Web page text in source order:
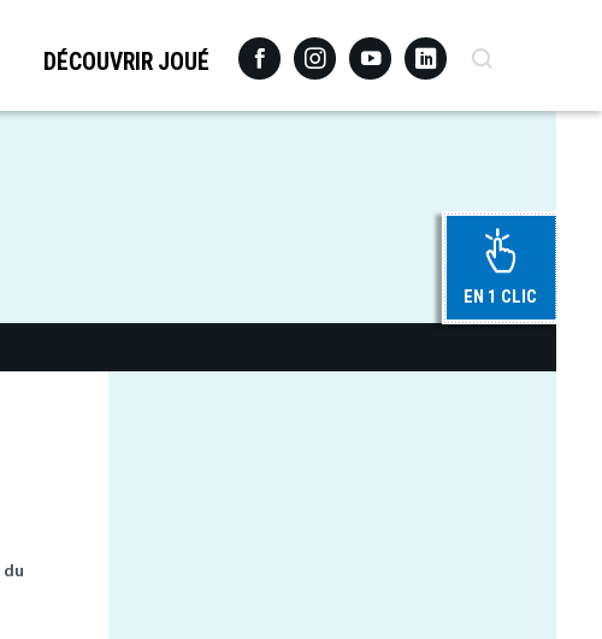
DÉCOUVRIR JOUÉ FacebookInstagramYoutubeLinkedinRecherche
EN 1 CLIC
du